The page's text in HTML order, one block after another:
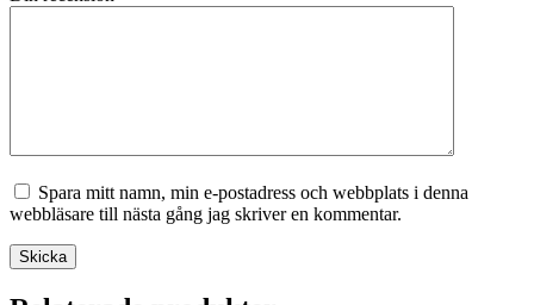
Spara mitt namn, min e-postadress och webbplats i denna
webbläsare till nästa gång jag skriver en kommentar.
Skicka